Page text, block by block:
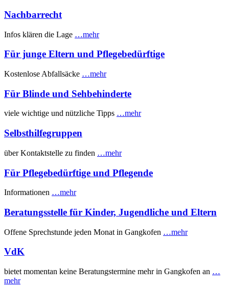
Nachbarrecht
Infos klären die Lage …mehr
Für junge Eltern und Pflegebedürftige
Kostenlose Abfallsäcke …mehr
Für Blinde und Sehbehinderte
viele wichtige und nützliche Tipps …mehr
Selbsthilfegruppen
über Kontaktstelle zu finden …mehr
Für Pflegebedürftige und Pflegende
Informationen …mehr
Beratungsstelle für Kinder, Jugendliche und Eltern
Offene Sprechstunde jeden Monat in Gangkofen …mehr
VdK
bietet momentan keine Beratungstermine mehr in Gangkofen an …
mehr